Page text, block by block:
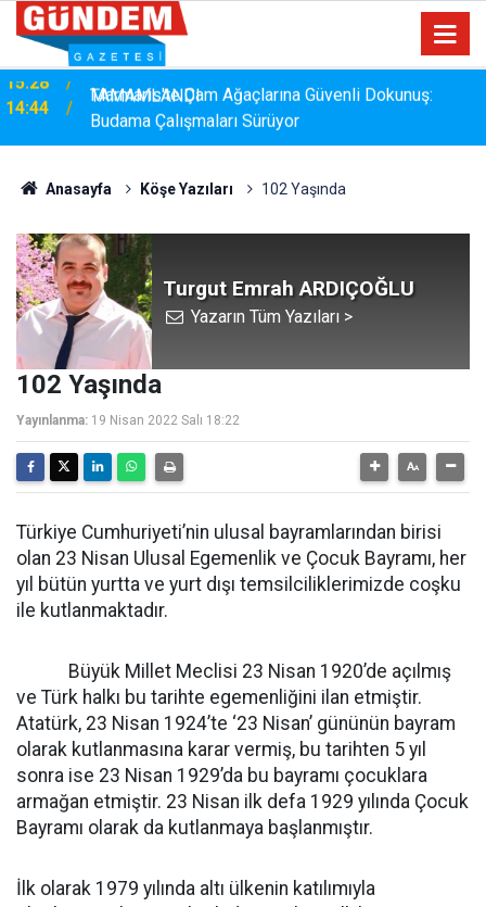
14:44
Marmaris'te Çam Ağaçlarına Güvenli Dokunuş:
Budama Çalışmaları Sürüyor
Anasayfa Köşe Yazıları 102 Yaşında
Turgut Emrah ARDIÇOĞLU
Yazarın Tüm Yazıları >
102 Yaşında
Yayınlanma: 19 Nisan 2022 Salı 18:22
Türkiye Cumhuriyeti’nin ulusal bayramlarından birisi
olan 23 Nisan Ulusal Egemenlik ve Çocuk Bayramı, her
yıl bütün yurtta ve yurt dışı temsilciliklerimizde coşku
ile kutlanmaktadır.
Büyük Millet Meclisi 23 Nisan 1920’de açılmış
ve Türk halkı bu tarihte egemenliğini ilan etmiştir.
Atatürk, 23 Nisan 1924’te ‘23 Nisan’ gününün bayram
olarak kutlanmasına karar vermiş, bu tarihten 5 yıl
sonra ise 23 Nisan 1929’da bu bayramı çocuklara
armağan etmiştir. 23 Nisan ilk defa 1929 yılında Çocuk
Bayramı olarak da kutlanmaya başlanmıştır.
İlk olarak 1979 yılında altı ülkenin katılımıyla